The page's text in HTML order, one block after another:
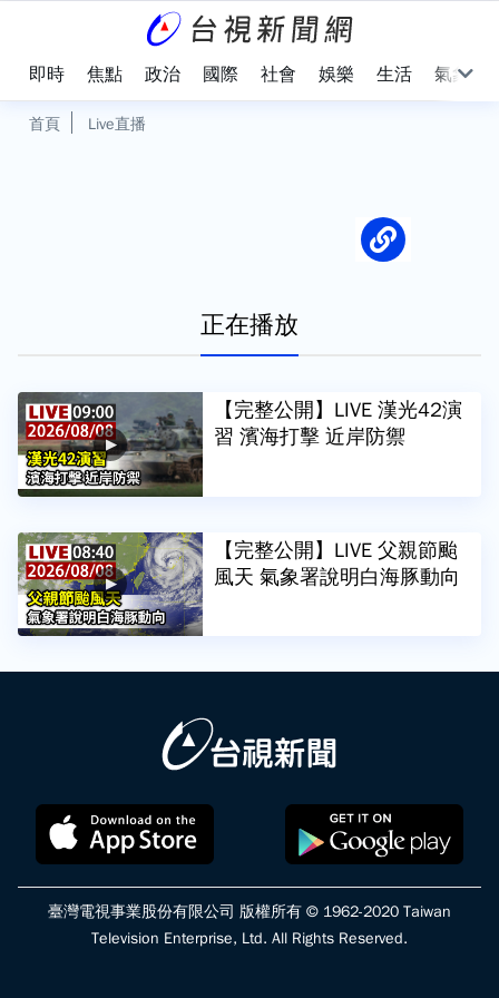
即時 焦點 政治 國際 社會 娛樂 生活 氣象
首頁 Live直播
正在播放
【完整公開】LIVE 漢光42演
習 濱海打擊 近岸防禦
【完整公開】LIVE 父親節颱
風天 氣象署說明白海豚動向
臺灣電視事業股份有限公司 版權所有 © 1962-2020 Taiwan
Television Enterprise, Ltd. All Rights Reserved.